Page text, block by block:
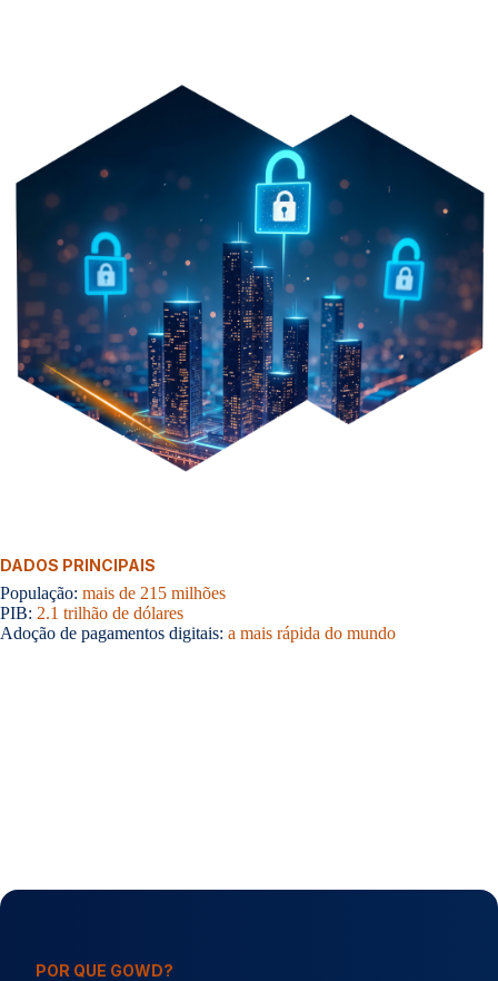
DADOS PRINCIPAIS
População: mais de 215 milhões
PIB: 2.1 trilhão de dólares
Adoção de pagamentos digitais: a mais rápida do mundo
POR QUE GOWD?